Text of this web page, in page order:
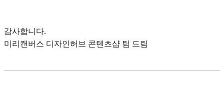
감사합니다.
미리캔버스 디자인허브 콘텐츠샵 팀 드림